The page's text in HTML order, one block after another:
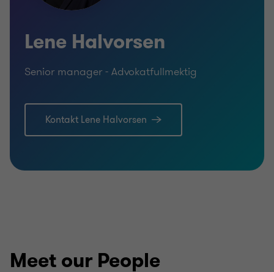
Lene Halvorsen
Senior manager - Advokatfullmektig
Kontakt Lene Halvorsen
Meet our People